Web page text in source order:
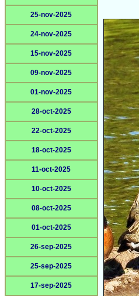
25-nov-2025
24-nov-2025
15-nov-2025
09-nov-2025
01-nov-2025
28-oct-2025
22-oct-2025
18-oct-2025
11-oct-2025
10-oct-2025
08-oct-2025
01-oct-2025
26-sep-2025
25-sep-2025
17-sep-2025